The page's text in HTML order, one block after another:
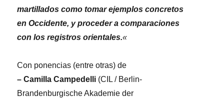
martillados como tomar ejemplos concretos
en Occidente, y proceder a comparaciones
con los registros orientales.«
Con ponencias (entre otras) de
– Camilla Campedelli (CIL / Berlin-
Brandenburgische Akademie der